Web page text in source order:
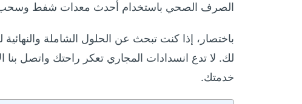
الصرف الصحي باستخدام أحدث معدات شفط وسحب
باختصار، إذا كنت تبحث عن الحلول الشاملة
لك. لا تدع انسدادات المجاري تعكر راحتك واتصل
خدمتك.